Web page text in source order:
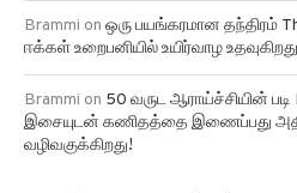
Brammi on ஒரு பயங்கரமான தந்திரம்
ஈக்கள் உறைபனியில் உயிர்வாழ
Brammi on 50 வருட ஆராய்ச்சியின்
இசையுடன் கணிதத்தை இணைப்பது
வழிவகுக்கிறது!